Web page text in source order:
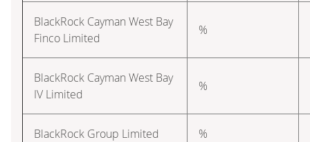
BlackRock Cayman West Bay
Finco Limited
%
BlackRock Cayman West Bay
IV Limited
%
BlackRock Group Limited %